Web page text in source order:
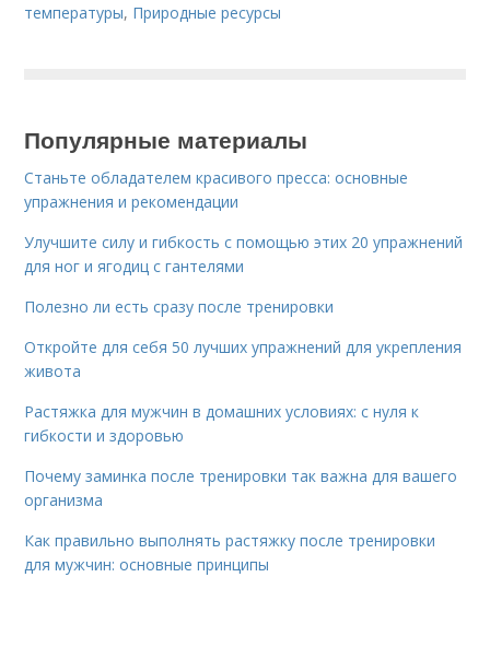
температуры, Природные ресурсы
Популярные материалы
Станьте обладателем красивого пресса: основные
упражнения и рекомендации
Улучшите силу и гибкость с помощью этих 20 упражнений
для ног и ягодиц с гантелями
Полезно ли есть сразу после тренировки
Откройте для себя 50 лучших упражнений для укрепления
живота
Растяжка для мужчин в домашних условиях: с нуля к
гибкости и здоровью
Почему заминка после тренировки так важна для вашего
организма
Как правильно выполнять растяжку после тренировки
для мужчин: основные принципы